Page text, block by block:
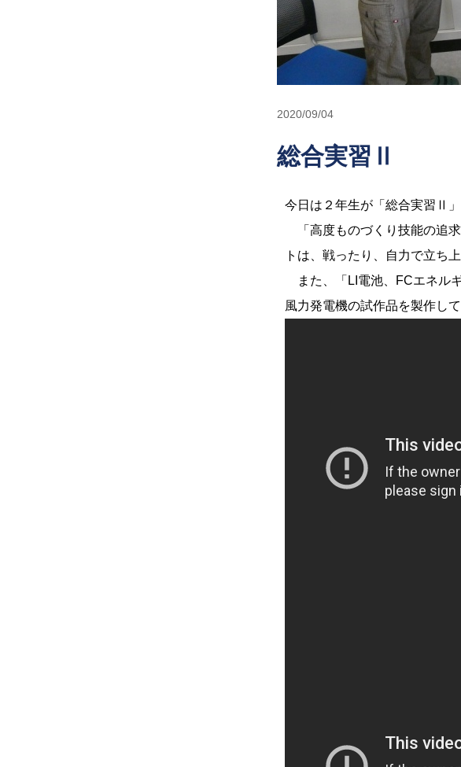
2020/09/04
総合実習Ⅱ
今日は２年生が「総合実習Ⅱ」
「高度ものづくり技能の追
トは、戦ったり、自力で立ち
また、「LI電池、FCエネル
風力発電機の試作品を製作して